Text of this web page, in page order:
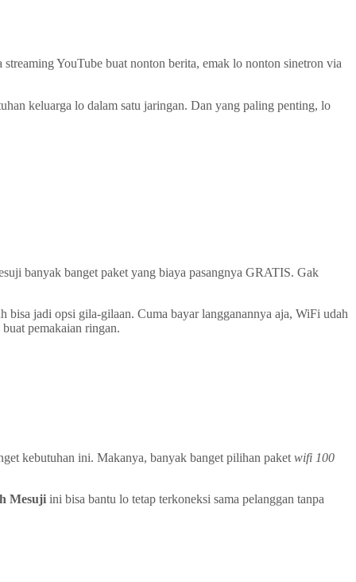
YouTube buat nonton berita, emak lo nonton sinetron via
keluarga lo dalam satu jaringan. Dan yang paling penting, lo
banyak banget paket yang biaya pasangnya GRATIS. Gak
jadi opsi gila-gilaan. Cuma bayar langganannya aja, WiFi udah
pemakaian ringan.
kebutuhan ini. Makanya, banyak banget pilihan paket wifi 100
Mesuji ini bisa bantu lo tetap terkoneksi sama pelanggan tanpa